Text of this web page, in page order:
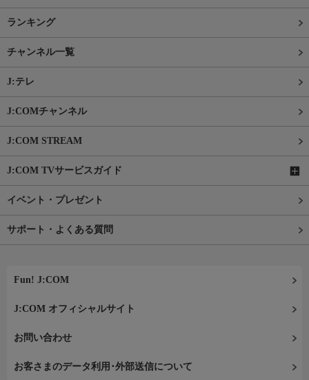
ランキング
チャンネル一覧
J:テレ
J:COMチャンネル
J:COM STREAM
J:COM TVサービスガイド
イベント・プレゼント
サポート・よくある質問
Fun! J:COM
J:COM オフィシャルサイト
お問い合わせ
お客さまのデータ利用･外部送信について